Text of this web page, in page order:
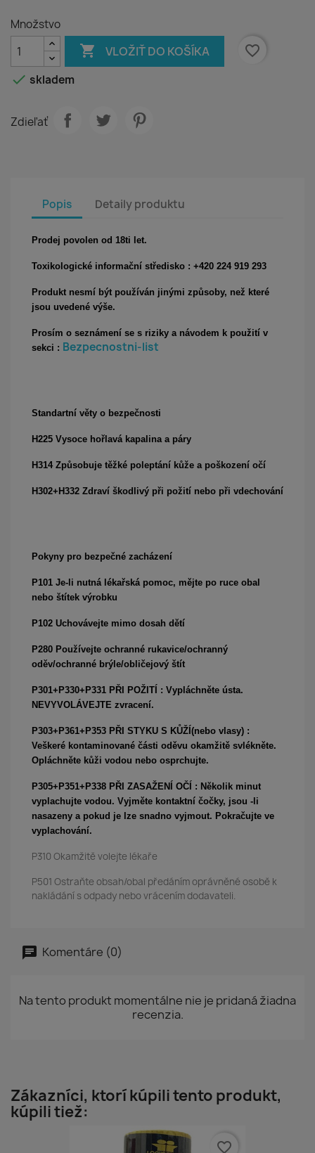
Množstvo
 VLOŽIŤ DO KOŠÍKA
favorite_border
 skladem
Zdieľať
Popis Detaily produktu
Prodej povolen od 18ti let.
Toxikologické informační středisko : +420 224 919 293
Produkt nesmí být používán jinými způsoby, než které
jsou uvedené výše.
Prosím o seznámení se s riziky a návodem k použití v
sekci : Bezpecnostni-list
Standartní věty o bezpečnosti
H225 Vysoce hořlavá kapalina a páry
H314 Způsobuje těžké poleptání kůže a poškození očí
H302+H332 Zdraví škodlivý při požití nebo při vdechování
Pokyny pro bezpečné zacházení
P101 Je-li nutná lékařská pomoc, mějte po ruce obal
nebo štítek výrobku
P102 Uchovávejte mimo dosah dětí
P280 Používejte ochranné rukavice/ochranný
oděv/ochranné brýle/obličejový štít
P301+P330+P331 PŘI POŽITÍ : Vypláchněte ústa.
NEVYVOLÁVEJTE zvracení.
P303+P361+P353 PŘI STYKU S KŮŽÍ(nebo vlasy) :
Veškeré kontaminované části oděvu okamžitě svlékněte.
Opláchněte kůži vodou nebo osprchujte.
P305+P351+P338 PŘI ZASAŽENÍ OČÍ : Několik minut
vyplachujte vodou. Vyjměte kontaktní čočky, jsou -li
nasazeny a pokud je lze snadno vyjmout. Pokračujte ve
vyplachování.
P310 Okamžitě volejte lékaře
P501 Ostraňte obsah/obal předáním oprávněné osobě k
nakládání s odpady nebo vrácením dodavateli.
Komentáre (0)
Na tento produkt momentálne nie je pridaná žiadna
recenzia.
Zákazníci, ktorí kúpili tento produkt,
kúpili tiež:
favorite_border